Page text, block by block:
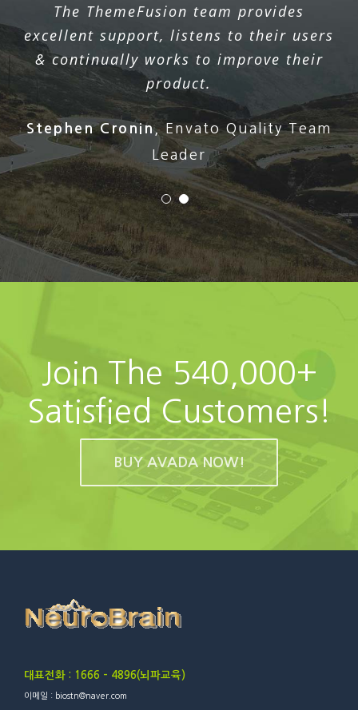
The ThemeFusion team provides
excellent support, listens to their users
& continually works to improve their
product.
Stephen Cronin,Envato Quality Team
Leader
Join The 540,000+
Satisfied Customers!
BUY AVADA NOW!
대표전화 : 1666 – 4896(뇌파교육)
이메일 : biostn@naver.com